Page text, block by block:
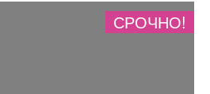
СРОЧНО!